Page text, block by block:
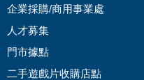
企業採購/商用事業處
人才募集
門市據點
二手遊戲片收購店點